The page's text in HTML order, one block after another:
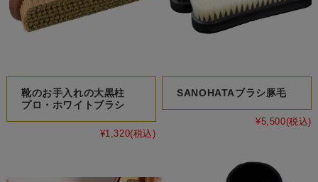
靴のお手入れの大黒柱
プロ・ホワイトブラシ
¥1,320(税込)
SANOHATAブラシ豚毛
¥5,500(税込)